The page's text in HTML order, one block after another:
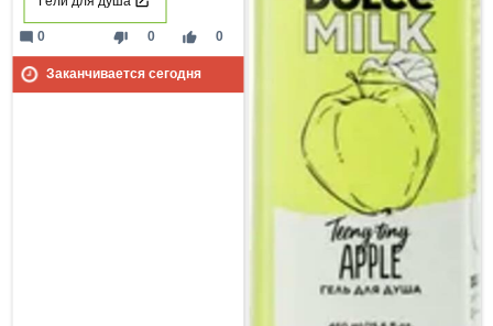
thumb_down 0 thumb_up 0
mode_comment 0
Заканчивается сегодня